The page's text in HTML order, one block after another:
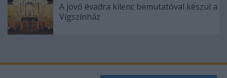
A jövő évadra kilenc bemutatóval készül a
Vígszínház